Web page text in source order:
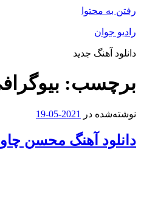
رفتن به محتوا
رادیو جوان
دانلود آهنگ جدید
برچسب:
نوشته‌شده در 2021-05-19
دانلود آهنگ محسن